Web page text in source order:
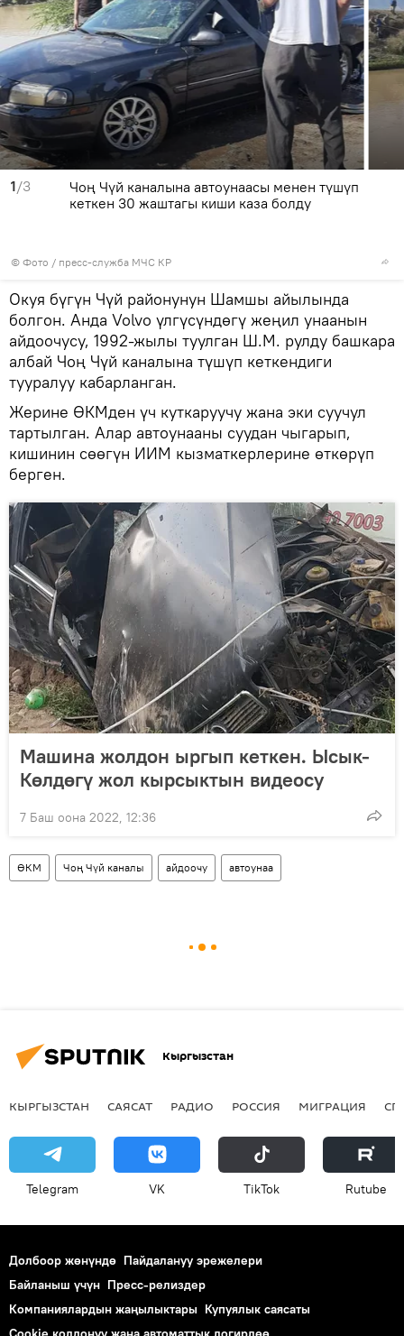
1/3
© Фото / пресс-служба МЧС КР
Чоң Чүй каналына автоунаасы менен түшүп
кеткен 30 жаштагы киши каза болду
Окуя бүгүн Чүй районунун Шамшы айылында
болгон. Анда Volvo үлгүсүндөгү жеңил унаанын
айдоочусу, 1992-жылы туулган Ш.М. рулду башкара
албай Чоң Чүй каналына түшүп кеткендиги
тууралуу кабарланган.
Жерине ӨКМден үч куткаруучу жана эки суучул
тартылган. Алар автоунааны суудан чыгарып,
кишинин сөөгүн ИИМ кызматкерлерине өткөрүп
берген.
Машина жолдон ыргып кеткен. Ысык-
Көлдөгү жол кырсыктын видеосу
7 Баш оона 2022, 12:36
ӨКМ Чоң Чүй каналы айдоочу автоунаа
Кыргызстан
КЫРГЫЗСТАН САЯСАТ РАДИО РОССИЯ МИГРАЦИЯ
Telegram VK ТikТоk Rutube
Долбоор жөнүндө Пайдалануу эрежелери
Байланыш үчүн Пресс-релиздер
Компаниялардын жаңылыктары Купуялык саясаты